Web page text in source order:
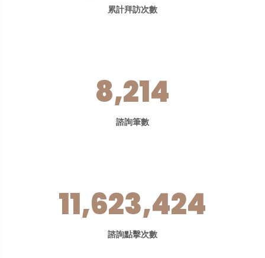
累計拜訪次數
8,214
諮詢筆數
11,623,424
諮詢點擊次數